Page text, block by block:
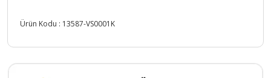
Ürün Kodu : 13587-VS0001K